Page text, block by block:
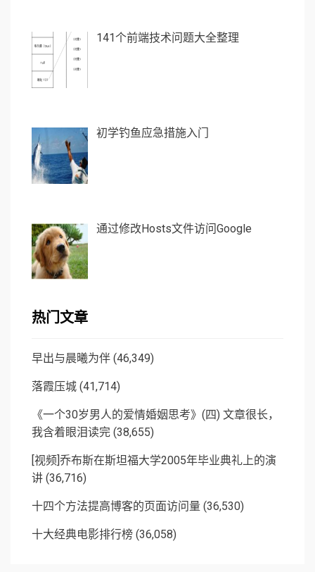
141个前端技术问题大全整理
初学钓鱼应急措施入门
通过修改Hosts文件访问Google
热门文章
早出与晨曦为伴 (46,349)
落霞压城 (41,714)
《一个30岁男人的爱情婚姻思考》(四) 文章很长，
我含着眼泪读完 (38,655)
[视频]乔布斯在斯坦福大学2005年毕业典礼上的演
讲 (36,716)
十四个方法提高博客的页面访问量 (36,530)
十大经典电影排行榜 (36,058)